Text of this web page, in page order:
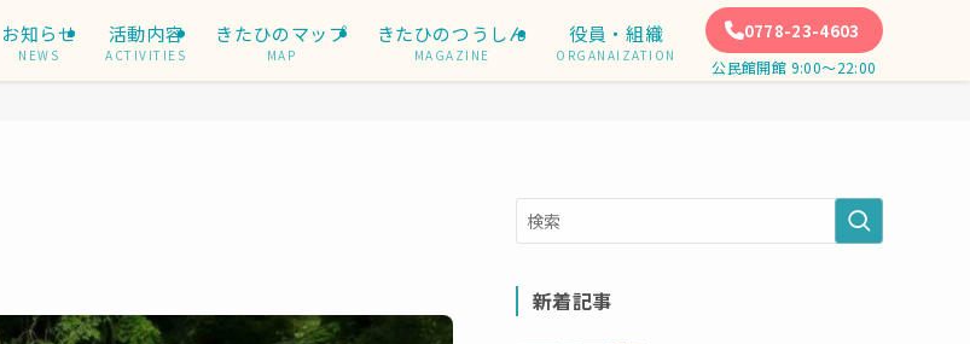
お知らせ
NEWS
活動内容
ACTIVITIES
きたひのマップ
MAP
きたひのつうしん
MAGAZINE
役員・組織
ORGANAIZATION
0778-23-4603
公民館開館 9:00〜22:00
新着記事